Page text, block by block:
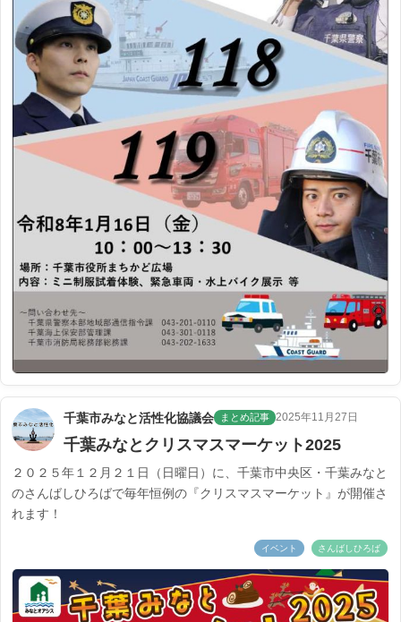
千葉市みなと活性化協議会 まとめ記事 2025年11月27日
千葉みなとクリスマスマーケット2025
２０２５年１２月２１日（日曜日）に、千葉市中央区・千葉みなと
のさんばしひろばで毎年恒例の『クリスマスマーケット』が開催さ
れます！
イベント さんばしひろば